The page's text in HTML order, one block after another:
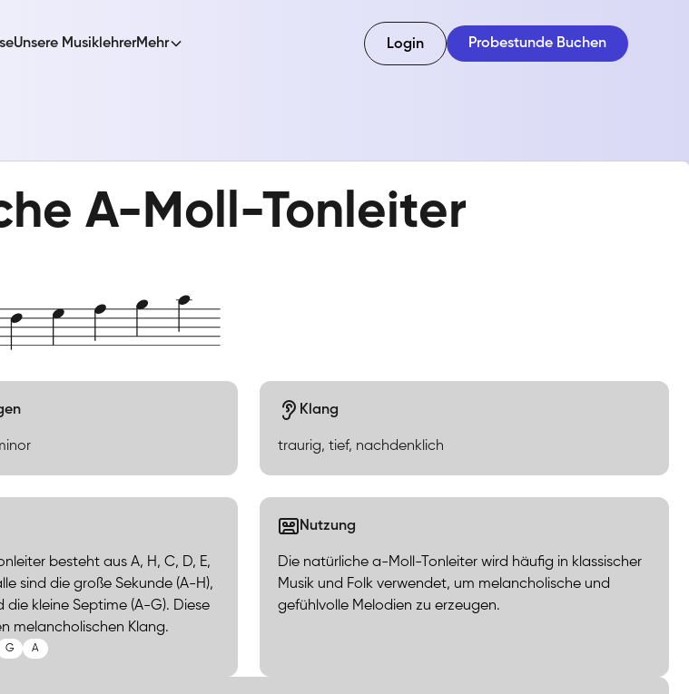
Unsere MusiklehrerMehr Login Probestunde Buchen
A-Moll-Tonleiter
Klang
traurig, tief, nachdenklich
besteht aus A, H, C, D, E,
sind die große Sekunde (A-H),
die kleine Septime (A-G). Diese
melancholischen Klang.
G A
Nutzung
Die natürliche a-Moll-Tonleiter wird häufig in klassischer
Musik und Folk verwendet, um melancholische und
gefühlvolle Melodien zu erzeugen.